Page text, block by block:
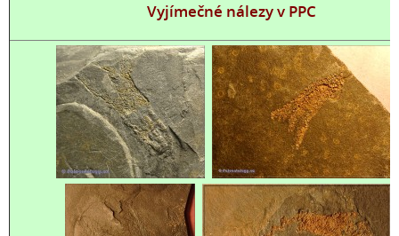
Vyjímečné nálezy v PPC